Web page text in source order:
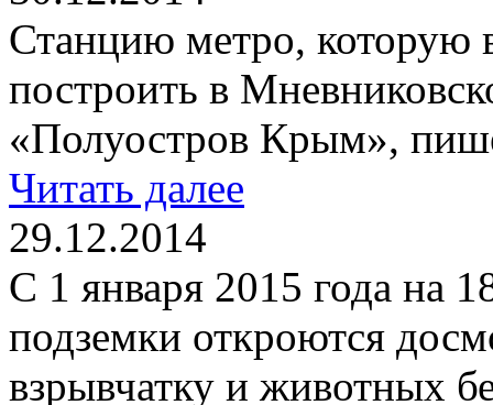
Станцию метро, которую
построить в
«Полуостров Крым»,
Читать далее
29.12.2014
С 1 января 2015 года на
подземки откроются
взрывчатку и животных